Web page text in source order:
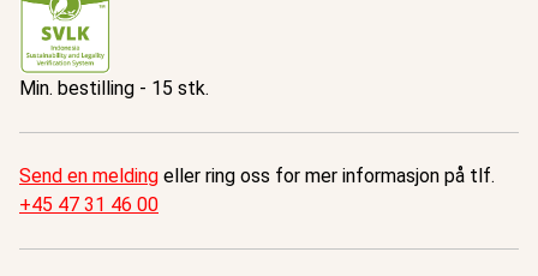
Min. bestilling - 15 stk.
Send en melding eller ring oss for mer informasjon på tlf.
+45 47 31 46 00